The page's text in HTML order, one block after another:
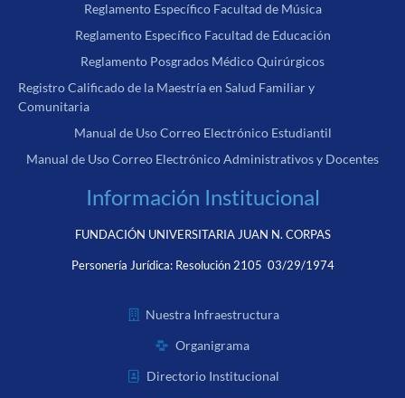
Reglamento Específico Facultad de Música
Reglamento Específico Facultad de Educación
Reglamento Posgrados Médico Quirúrgicos
Registro Calificado de la Maestría en Salud Familiar y
Comunitaria
Manual de Uso Correo Electrónico Estudiantil
Manual de Uso Correo Electrónico Administrativos y Docentes
Información Institucional
FUNDACIÓN UNIVERSITARIA JUAN N. CORPAS
Personería Jurídica: Resolución 2105 03/29/1974
Nuestra Infraestructura
Organigrama
Directorio Institucional